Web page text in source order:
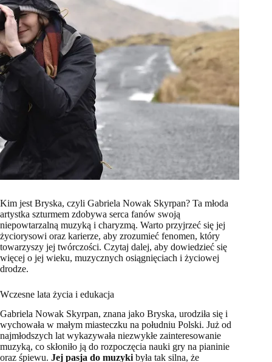
Kim jest Bryska, czyli Gabriela Nowak Skyrpan? Ta młoda
artystka szturmem zdobywa serca fanów swoją
niepowtarzalną muzyką i charyzmą. Warto przyjrzeć się jej
życiorysowi oraz karierze, aby zrozumieć fenomen, który
towarzyszy jej twórczości. Czytaj dalej, aby dowiedzieć się
więcej o jej wieku, muzycznych osiągnięciach i życiowej
drodze.
Wczesne lata życia i edukacja
Gabriela Nowak Skyrpan, znana jako Bryska, urodziła się i
wychowała w małym miasteczku na południu Polski. Już od
najmłodszych lat wykazywała niezwykłe zainteresowanie
muzyką, co skłoniło ją do rozpoczęcia nauki gry na pianinie
oraz śpiewu. Jej pasja do muzyki była tak silna, że